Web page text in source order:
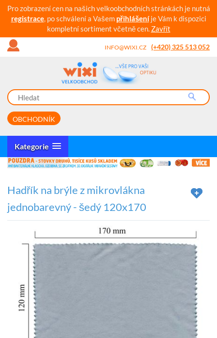
Pro zobrazení cen na našich velkoobchodních stránkách je nutná
registrace, po schválení a Vašem přihlášeníje Vám k dispozici
kompletní sortiment včetně cen. Zavřít
INFO@WIXI.CZ (+420) 325 513 052
OBCHODNÍK
Kategorie
Hadřík na brýle z mikrovlákna
jednobarevný - šedý 120x170